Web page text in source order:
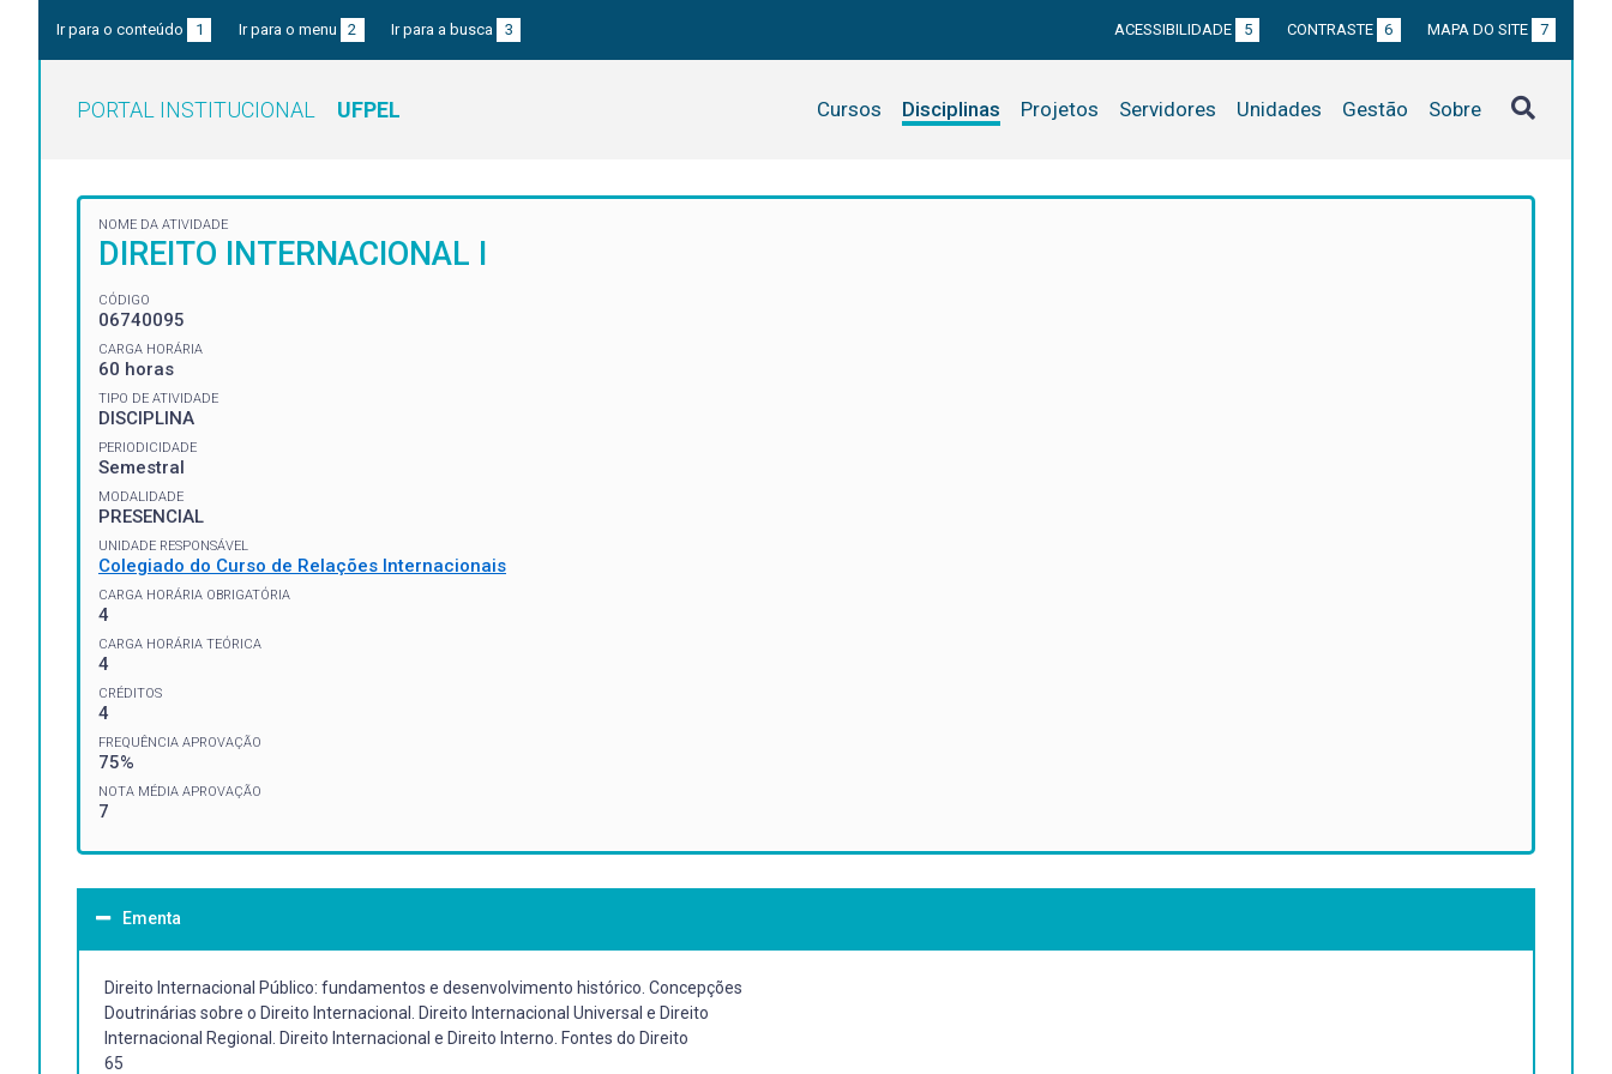
Ir para o conteúdo 1 Ir para o menu 2 Ir para a busca 3 ACESSIBILIDADE 5 CONTRASTE 6 MAPA DO SITE 7
PORTAL INSTITUCIONAL UFPEL Cursos Disciplinas Projetos Servidores Unidades Gestão Sobre
NOME DA ATIVIDADE
DIREITO INTERNACIONAL I
CÓDIGO
06740095
CARGA HORÁRIA
60 horas
TIPO DE ATIVIDADE
DISCIPLINA
PERIODICIDADE
Semestral
MODALIDADE
PRESENCIAL
UNIDADE RESPONSÁVEL
Colegiado do Curso de Relações Internacionais
CARGA HORÁRIA OBRIGATÓRIA
4
CARGA HORÁRIA TEÓRICA
4
CRÉDITOS
4
FREQUÊNCIA APROVAÇÃO
75%
NOTA MÉDIA APROVAÇÃO
7
Ementa
Direito Internacional Público: fundamentos e desenvolvimento histórico. Concepções
Doutrinárias sobre o Direito Internacional. Direito Internacional Universal e Direito
Internacional Regional. Direito Internacional e Direito Interno. Fontes do Direito
65